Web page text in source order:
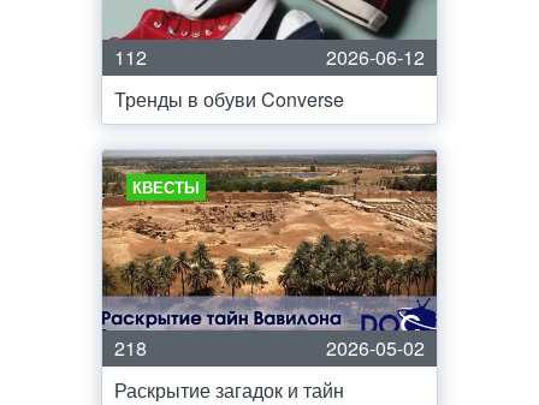
112
2026-06-12
Тренды в обуви Converse
КВЕСТЫ
218
2026-05-02
Раскрытие загадок и тайн